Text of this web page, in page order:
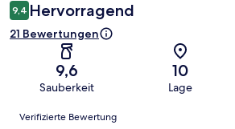
9,4 Hervorragend
21 Bewertungen
9,6
Sauberkeit
10
Lage
Bewertungen
Verifizierte Bewertung